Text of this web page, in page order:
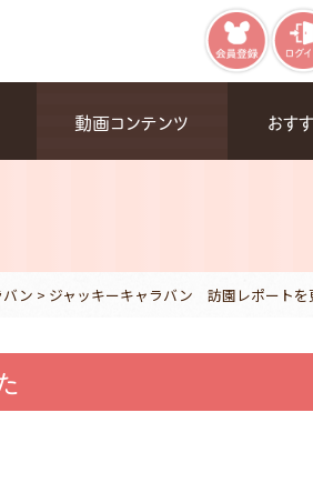
動画コンテンツ おす
ン > ジャッキーキャラバン 訪園レポートを